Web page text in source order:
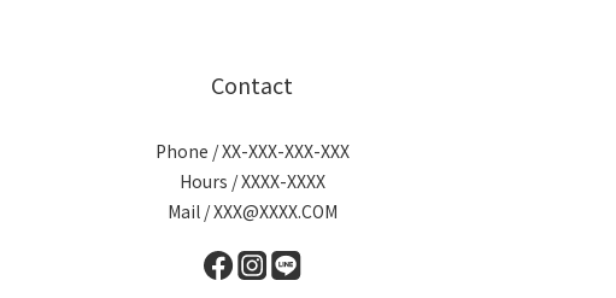
Contact
Phone / XX-XXX-XXX-XXX
Hours / XXXX-XXXX
Mail / XXX@XXXX.COM